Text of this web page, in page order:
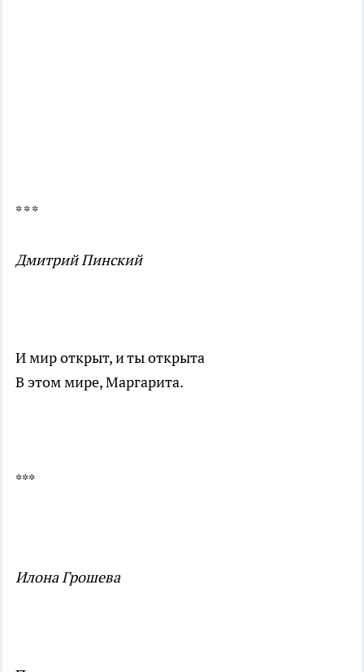
* * *
Дмитрий Пинский
И мир открыт, и ты открыта
В этом мире, Маргарита.
***
Илона Грошева